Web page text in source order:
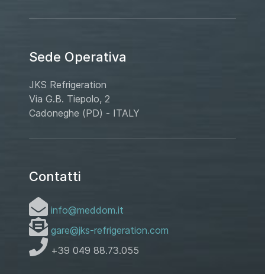
Sede Operativa
JKS Refrigeration
Via G.B. Tiepolo, 2
Cadoneghe (PD) - ITALY
Contatti
info@meddom.it
gare@jks-refrigeration.com
+39 049 88.73.055